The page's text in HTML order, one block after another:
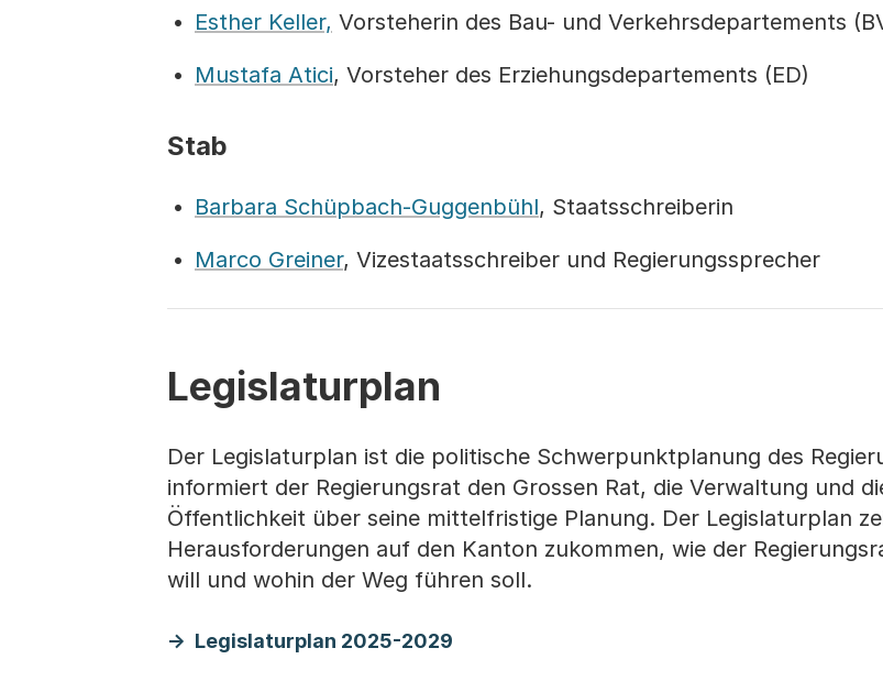
Esther Keller, Vorsteherin des Bau- und Verkehrsdepartements
Mustafa Atici, Vorsteher des Erziehungsdepartements (ED)
Stab
Barbara Schüpbach-Guggenbühl, Staatsschreiberin
Marco Greiner, Vizestaatsschreiber und Regierungssprecher
Legislaturplan
Der Legislaturplan ist die politische Schwerpunktplanung des
informiert der Regierungsrat den Grossen Rat, die Verwaltung und
Öffentlichkeit über seine mittelfristige Planung. Der Legislaturplan
Herausforderungen auf den Kanton zukommen, wie der
will und wohin der Weg führen soll.
Legislaturplan 2025-2029